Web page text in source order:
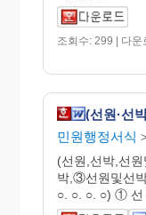
조회수: 299 | 다운
(선원·선
민원행정서식 >
(선원,선박,선
박,③선원및선
○. ○. ○. ○) ① 선